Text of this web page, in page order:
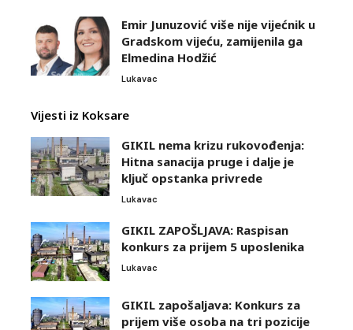
Emir Junuzović više nije vijećnik u
Gradskom vijeću, zamijenila ga
Elmedina Hodžić
Lukavac
Vijesti iz Koksare
GIKIL nema krizu rukovođenja:
Hitna sanacija pruge i dalje je
ključ opstanka privrede
Lukavac
GIKIL ZAPOŠLJAVA: Raspisan
konkurs za prijem 5 uposlenika
Lukavac
GIKIL zapošaljava: Konkurs za
prijem više osoba na tri pozicije